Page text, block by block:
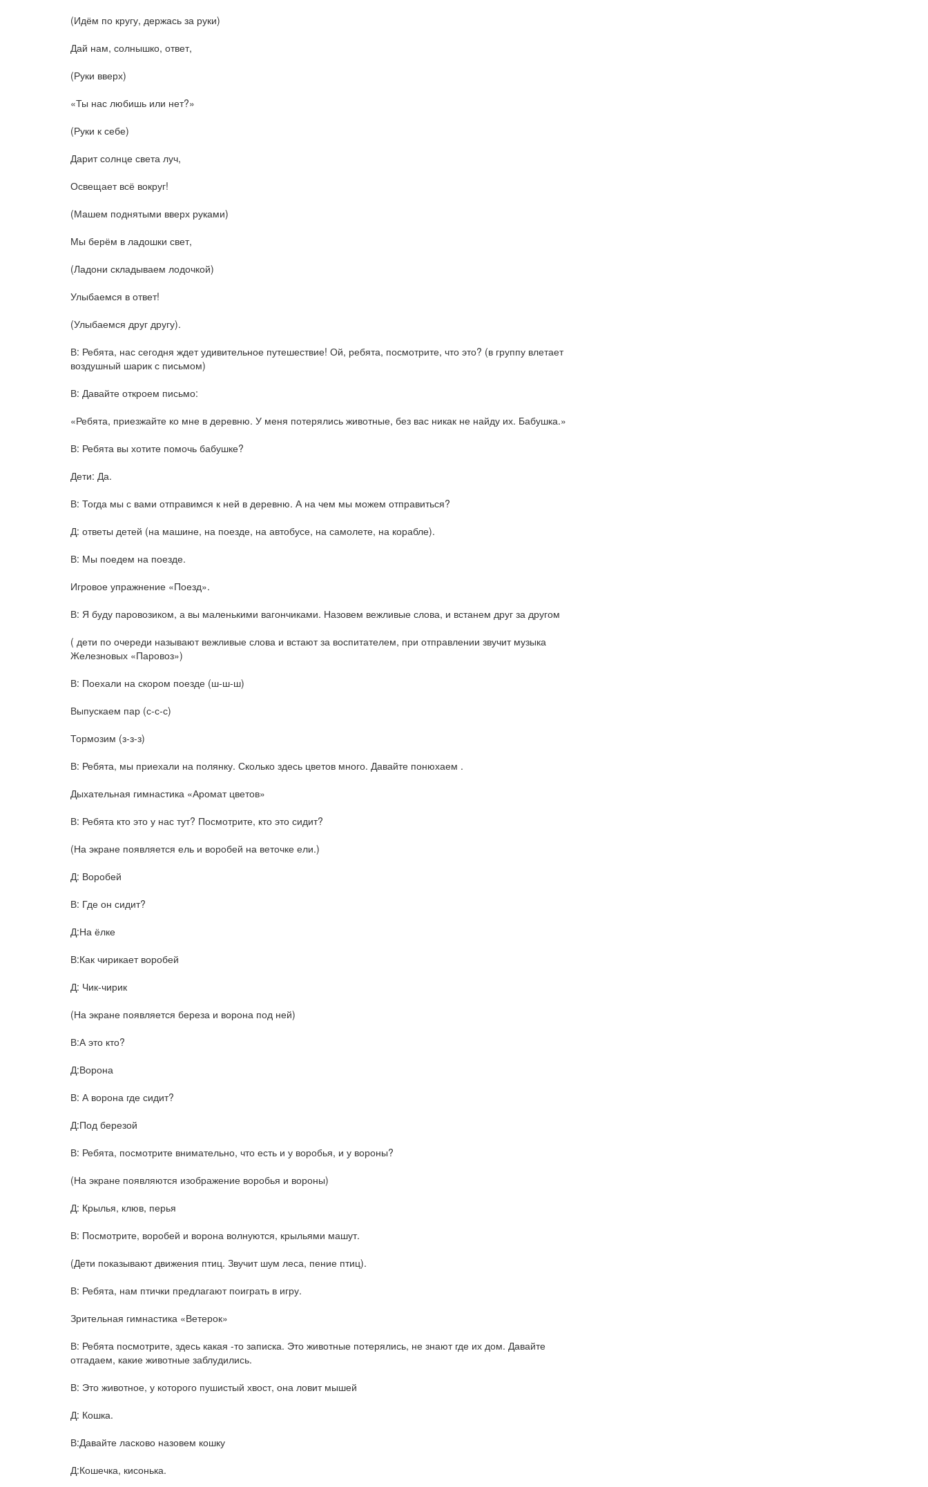
(Идём по кругу, держась за руки)
Дай нам, солнышко, ответ,
(Руки вверх)
«Ты нас любишь или нет?»
(Руки к себе)
Дарит солнце света луч,
Освещает всё вокруг!
(Машем поднятыми вверх руками)
Мы берём в ладошки свет,
(Ладони складываем лодочкой)
Улыбаемся в ответ!
(Улыбаемся друг другу).
В: Ребята, нас сегодня ждет удивительное путешествие! Ой, ребята, посмотрите, что это? (в группу влетает
воздушный шарик с письмом)
В: Давайте откроем письмо:
«Ребята, приезжайте ко мне в деревню. У меня потерялись животные, без вас никак не найду их. Бабушка.»
В: Ребята вы хотите помочь бабушке?
Дети: Да.
В: Тогда мы с вами отправимся к ней в деревню. А на чем мы можем отправиться?
Д: ответы детей (на машине, на поезде, на автобусе, на самолете, на корабле).
В: Мы поедем на поезде.
Игровое упражнение «Поезд».
В: Я буду паровозиком, а вы маленькими вагончиками. Назовем вежливые слова, и встанем друг за другом
( дети по очереди называют вежливые слова и встают за воспитателем, при отправлении звучит музыка
Железновых «Паровоз»)
В: Поехали на скором поезде (ш-ш-ш)
Выпускаем пар (с-с-с)
Тормозим (з-з-з)
В: Ребята, мы приехали на полянку. Сколько здесь цветов много. Давайте понюхаем .
Дыхательная гимнастика «Аромат цветов»
В: Ребята кто это у нас тут? Посмотрите, кто это сидит?
(На экране появляется ель и воробей на веточке ели.)
Д: Воробей
В: Где он сидит?
Д:На ёлке
В:Как чирикает воробей
Д: Чик-чирик
(На экране появляется береза и ворона под ней)
В:А это кто?
Д:Ворона
В: А ворона где сидит?
Д:Под березой
В: Ребята, посмотрите внимательно, что есть и у воробья, и у вороны?
(На экране появляются изображение воробья и вороны)
Д: Крылья, клюв, перья
В: Посмотрите, воробей и ворона волнуются, крыльями машут.
(Дети показывают движения птиц. Звучит шум леса, пение птиц).
В: Ребята, нам птички предлагают поиграть в игру.
Зрительная гимнастика «Ветерок»
В: Ребята посмотрите, здесь какая -то записка. Это животные потерялись, не знают где их дом. Давайте
отгадаем, какие животные заблудились.
В: Это животное, у которого пушистый хвост, она ловит мышей
Д: Кошка.
В:Давайте ласково назовем кошку
Д:Кошечка, кисонька.